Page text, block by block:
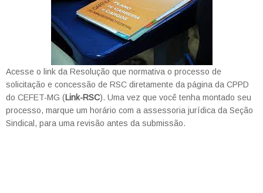
Acesse o link da Resolução que normativa o processo de
solicitação e concessão de RSC diretamente da página da CPPD
do CEFET-MG (Link-RSC). Uma vez que você tenha montado seu
processo, marque um horário com a assessoria jurídica da Seção
Sindical, para uma revisão antes da submissão.